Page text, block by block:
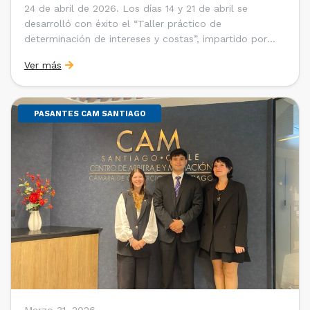
24 de abril de 2026. Los días 14 y 21 de abril se
desarrolló con éxito el “Taller práctico de
determinación de intereses y costas”, impartido por
Universidad Católica de Chile y Magíster en Economía
de la Universidad de Chicago) y María Luisa Petitpas
[…]
Ver más
PASANTES CAM SANTIAGO